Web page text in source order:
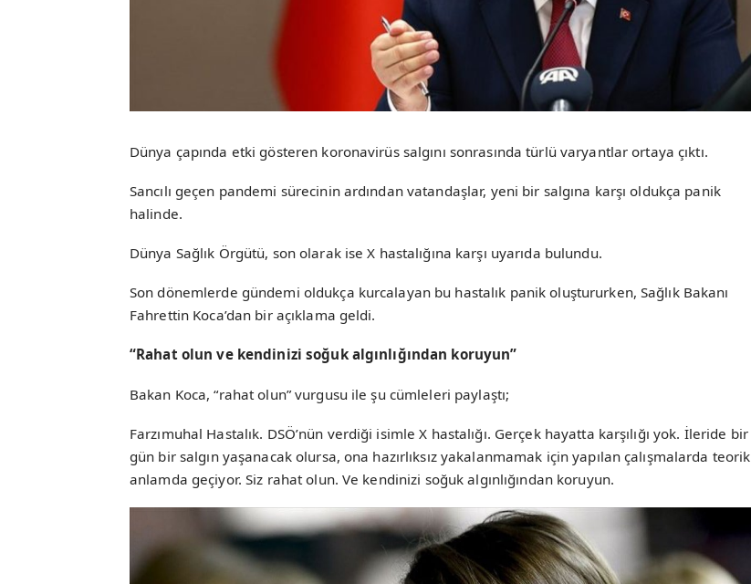
Dünya çapında etki gösteren koronavirüs salgını sonrasında türlü varyantlar ortaya çıktı.
Sancılı geçen pandemi sürecinin ardından vatandaşlar, yeni bir salgına karşı oldukça panik
halinde.
Dünya Sağlık Örgütü, son olarak ise X hastalığına karşı uyarıda bulundu.
Son dönemlerde gündemi oldukça kurcalayan bu hastalık panik oluştururken, Sağlık Bakanı
Fahrettin Koca’dan bir açıklama geldi.
“Rahat olun ve kendinizi soğuk algınlığından koruyun”
Bakan Koca, “rahat olun” vurgusu ile şu cümleleri paylaştı;
Farzımuhal Hastalık. DSÖ’nün verdiği isimle X hastalığı. Gerçek hayatta karşılığı yok. İleride bir
gün bir salgın yaşanacak olursa, ona hazırlıksız yakalanmamak için yapılan çalışmalarda teorik
anlamda geçiyor. Siz rahat olun. Ve kendinizi soğuk algınlığından koruyun.